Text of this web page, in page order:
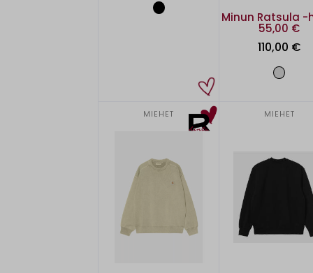
Minun Ratsula -
55,00 €
110,00 €
MIEHET MIEHET